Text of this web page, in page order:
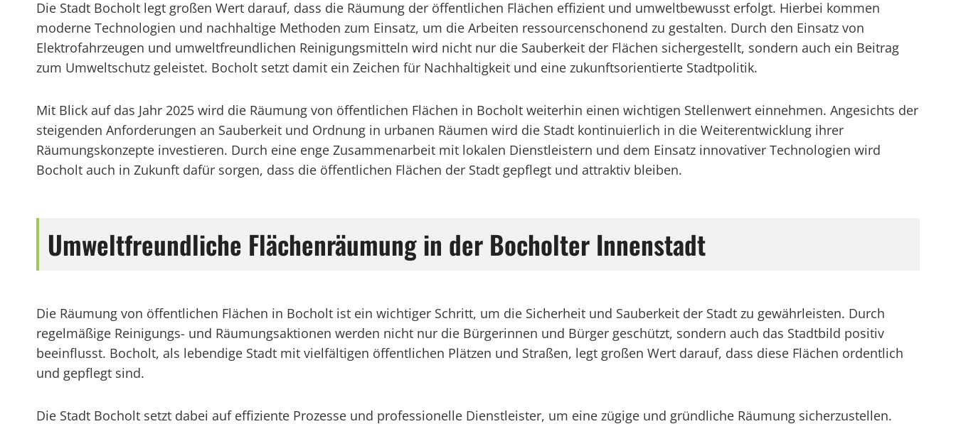
Die Stadt Bocholt legt großen Wert darauf, dass die Räumung der öffentlichen Flächen effizient und umweltbewusst erfolgt. Hierbei kommen
moderne Technologien und nachhaltige Methoden zum Einsatz, um die Arbeiten ressourcenschonend zu gestalten. Durch den Einsatz von
Elektrofahrzeugen und umweltfreundlichen Reinigungsmitteln wird nicht nur die Sauberkeit der Flächen sichergestellt, sondern auch ein Beitrag
zum Umweltschutz geleistet. Bocholt setzt damit ein Zeichen für Nachhaltigkeit und eine zukunftsorientierte Stadtpolitik.
Mit Blick auf das Jahr 2025 wird die Räumung von öffentlichen Flächen in Bocholt weiterhin einen wichtigen Stellenwert einnehmen. Angesichts der
steigenden Anforderungen an Sauberkeit und Ordnung in urbanen Räumen wird die Stadt kontinuierlich in die Weiterentwicklung ihrer
Räumungskonzepte investieren. Durch eine enge Zusammenarbeit mit lokalen Dienstleistern und dem Einsatz innovativer Technologien wird
Bocholt auch in Zukunft dafür sorgen, dass die öffentlichen Flächen der Stadt gepflegt und attraktiv bleiben.
Umweltfreundliche Flächenräumung in der Bocholter Innenstadt
Die Räumung von öffentlichen Flächen in Bocholt ist ein wichtiger Schritt, um die Sicherheit und Sauberkeit der Stadt zu gewährleisten. Durch
regelmäßige Reinigungs- und Räumungsaktionen werden nicht nur die Bürgerinnen und Bürger geschützt, sondern auch das Stadtbild positiv
beeinflusst. Bocholt, als lebendige Stadt mit vielfältigen öffentlichen Plätzen und Straßen, legt großen Wert darauf, dass diese Flächen ordentlich
und gepflegt sind.
Die Stadt Bocholt setzt dabei auf effiziente Prozesse und professionelle Dienstleister, um eine zügige und gründliche Räumung sicherzustellen.